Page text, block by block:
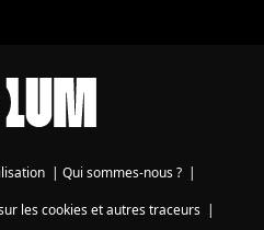
| Qui sommes-nous ? |
les cookies et autres traceurs|